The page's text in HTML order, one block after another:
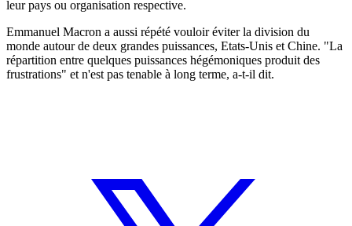
leur pays ou organisation respective.
Emmanuel Macron a aussi répété vouloir éviter la division du
monde autour de deux grandes puissances, Etats-Unis et Chine. "La
répartition entre quelques puissances hégémoniques produit des
frustrations" et n'est pas tenable à long terme, a-t-il dit.